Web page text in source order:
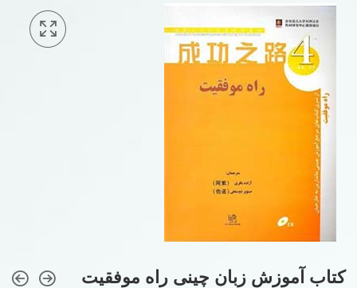
کتاب آموزش زبان چینی راه موفقیت